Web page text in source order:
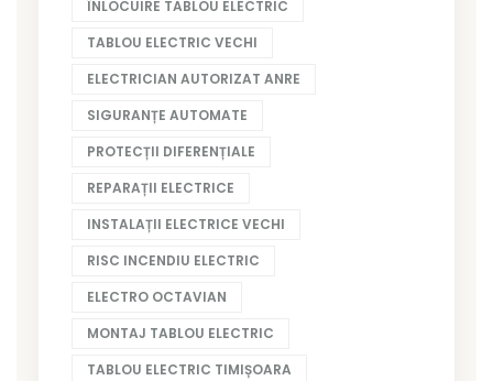
ÎNLOCUIRE TABLOU ELECTRIC
TABLOU ELECTRIC VECHI
ELECTRICIAN AUTORIZAT ANRE
SIGURANȚE AUTOMATE
PROTECȚII DIFERENȚIALE
REPARAȚII ELECTRICE
INSTALAȚII ELECTRICE VECHI
RISC INCENDIU ELECTRIC
ELECTRO OCTAVIAN
MONTAJ TABLOU ELECTRIC
TABLOU ELECTRIC TIMIȘOARA